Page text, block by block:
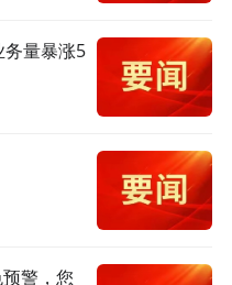
量暴涨5
警，您